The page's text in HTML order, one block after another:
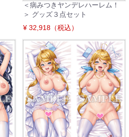
＜病みつきヤンデレハーレム！
＞ グッズ３点セット
¥ 32,918（税込）